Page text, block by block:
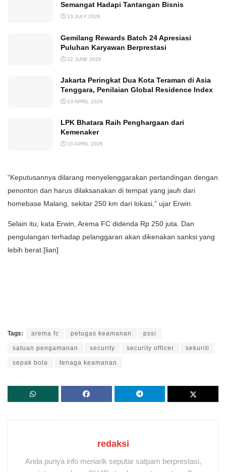
Semangat Hadapi Tantangan Bisnis
13 JULY 2026
Gemilang Rewards Batch 24 Apresiasi
Puluhan Karyawan Berprestasi
22 JUNE 2026
Jakarta Peringkat Dua Kota Teraman di Asia
Tenggara, Penilaian Global Residence Index
13 APRIL 2026
LPK Bhatara Raih Penghargaan dari
Kemenaker
10 APRIL 2026
“Keputusannya dilarang menyelenggarakan pertandingan dengan
penonton dan harus dilaksanakan di tempat yang jauh dari
homebase Malang, sekitar 250 km dari lokasi,” ujar Erwin.
Selain itu, kata Erwin, Arema FC didenda Rp 250 juta. Dan
pengulangan terhadap pelanggaran akan dikenakan sanksi yang
lebih berat.[lian]
Tags: arema fc petugas keamanan pssi
satuan pengamanan security security officer sekuriti
sepak bola tenaga keamanan
redaksi
Anda punya info menarik seputar satpam berprestasi,